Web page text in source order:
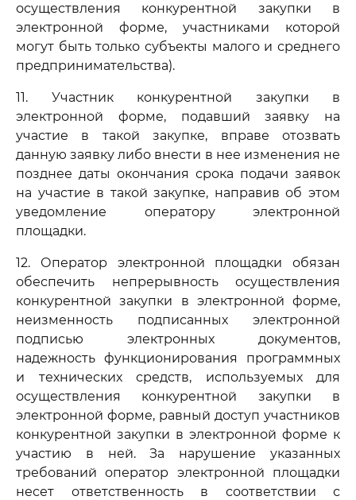
осуществления конкурентной закупки в
электронной форме, участниками которой
могут быть только субъекты малого и среднего
предпринимательства).
11. Участник конкурентной закупки в
электронной форме, подавший заявку на
участие в такой закупке, вправе отозвать
данную заявку либо внести в нее изменения не
позднее даты окончания срока подачи заявок
на участие в такой закупке, направив об этом
уведомление оператору электронной
площадки.
12. Оператор электронной площадки обязан
обеспечить непрерывность осуществления
конкурентной закупки в электронной форме,
неизменность подписанных электронной
подписью электронных документов,
надежность функционирования программных
и технических средств, используемых для
осуществления конкурентной закупки в
электронной форме, равный доступ участников
конкурентной закупки в электронной форме к
участию в ней. За нарушение указанных
требований оператор электронной площадки
несет ответственность в соответствии с